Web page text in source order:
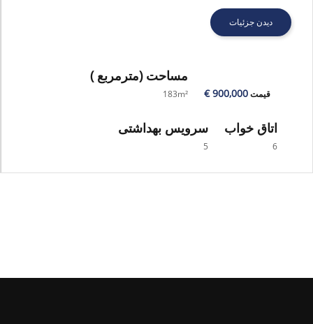
دیدن جزئیات
قیمت900,000 €
مساحت (مترمربع )
183m²
اتاق خواب
6
سرویس بهداشتی
5